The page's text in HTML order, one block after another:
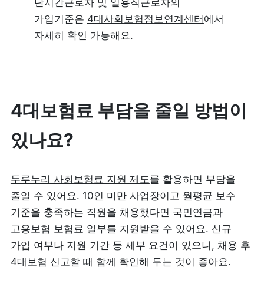
단시간근로자 및 일용직근로자의
가입기준은 4대사회보험정보연계센터 에서
자세히 확인 가능해요.
4대보험료 부담을 줄일 방법이
있나요?
두루누리 사회보험료 지원 제도를 활용하면 부담을
줄일 수 있어요. 10인 미만 사업장이고 월평균 보수
기준을 충족하는 직원을 채용했다면 국민연금과
고용보험 보험료 일부를 지원받을 수 있어요. 신규
가입 여부나 지원 기간 등 세부 요건이 있으니, 채용 후
4대보험 신고할 때 함께 확인해 두는 것이 좋아요.